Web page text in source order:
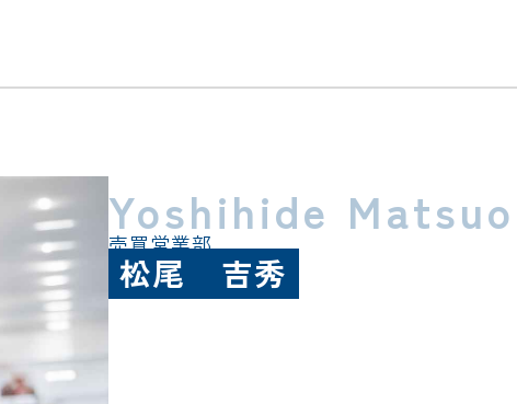
Yoshihide Matsuo
売買営業部
松尾 吉秀